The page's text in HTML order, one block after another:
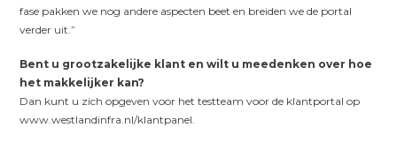
fase pakken we nog andere aspecten beet en breiden we de portal
verder uit.”
Bent u grootzakelijke klant en wilt u meedenken over hoe
het makkelijker kan?
Dan kunt u zich opgeven voor het testteam voor de klantportal op
www.westlandinfra.nl/klantpanel.